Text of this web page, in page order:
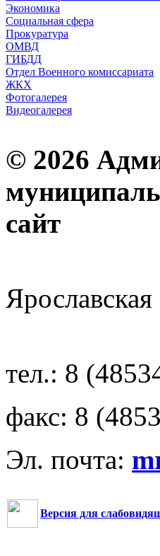
Экономика
Социальная сфера
Прокуратура
ОМВД
ГИБДД
Отдел Военного комиссариата
ЖКХ
Фотогалерея
Видеогалерея
© 2026
тел.: 8
факс: 8
Эл. почта:
Версия для